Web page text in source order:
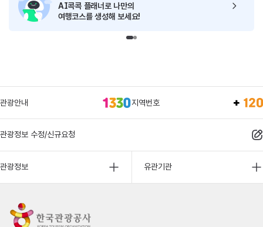
AI콕콕 플래너로 나만의
여행코스를 생성해 보세요!
관광안내 지역번호
관광정보 수정/신규요청
관광정보 유관기관